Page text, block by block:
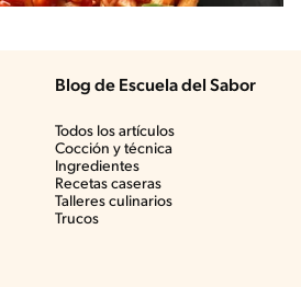
Blog de Escuela del Sabor
Todos los artículos
Cocción y técnica
Ingredientes
Recetas caseras
Talleres culinarios
Trucos